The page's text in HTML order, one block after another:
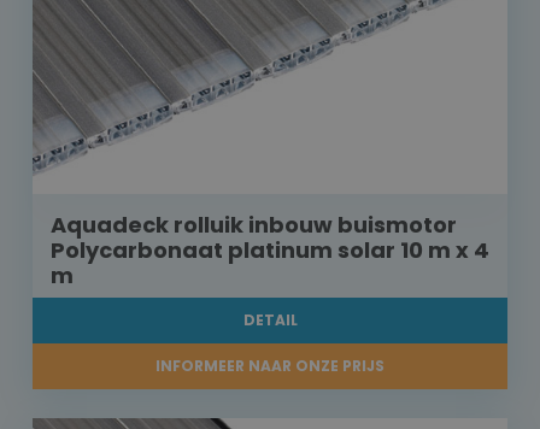
Aquadeck rolluik inbouw buismotor
Polycarbonaat platinum solar 10 m x 4
m
DETAIL
INFORMEER NAAR ONZE PRIJS